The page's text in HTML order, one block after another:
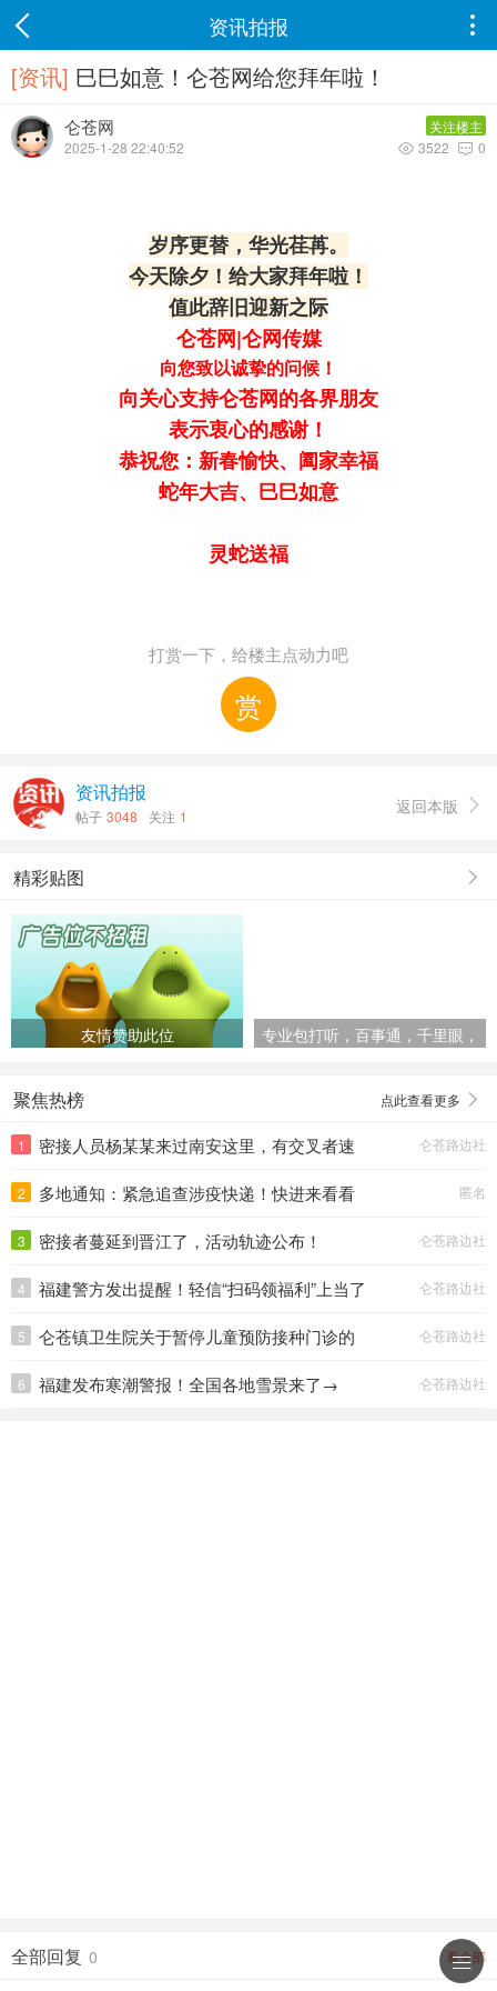
资讯拍报 
[资讯] 巳巳如意！仑苍网给您拜年啦！
仑苍网
关注楼主
2025-1-28 22:40:52
 0
 3522
岁序更替，华光荏苒。
今天除夕！给大家拜年啦！
值此辞旧迎新之际
仑苍网|仑网传媒
向您致以诚挚的问候！
向关心支持仑苍网的各界朋友
表示衷心的感谢！
恭祝您： 新春愉快、阖家幸福
蛇年大吉、巳巳如意
灵蛇送福
打赏一下，给楼主点动力吧
赏
资讯拍报
帖子 3048 关注 1 返回本版 
精彩贴图
友情赞助此位
专业包打听，百事通，千里眼，
聚焦热榜 点此查看更多
1
密接人员杨某某来过南安这里，有交叉者速
仑苍路边社
2
多地通知：紧急追查涉疫快递！快进来看看
匿名
3 密接者蔓延到晋江了，活动轨迹公布！ 仑苍路边社
4 福建警方发出提醒！轻信“扫码领福利”上当了 仑苍路边社
5
仑苍镇卫生院关于暂停儿童预防接种门诊的
仑苍路边社
6 福建发布寒潮警报！全国各地雪景来了→ 仑苍路边社
全部回复 0 看全部
